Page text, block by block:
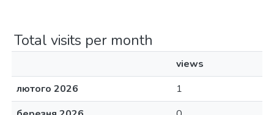
Total visits per month
views
лютого 2026
1